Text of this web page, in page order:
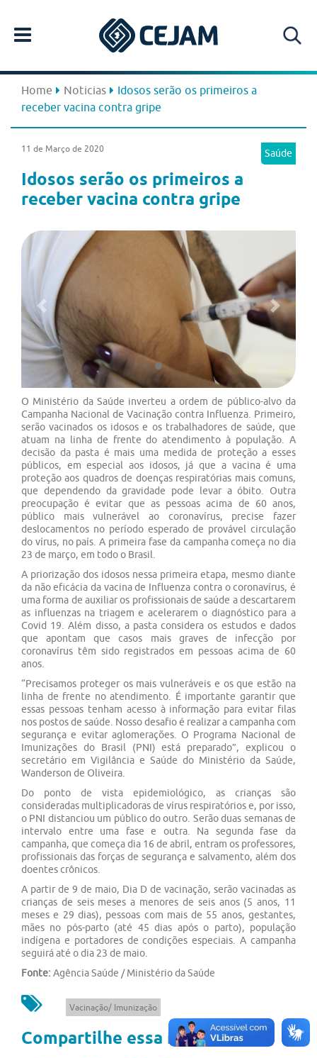
Home Noticias
Idosos serão os primeiros a
receber vacina contra gripe
Saúde
11 de Março de 2020
Idosos serão os primeiros a
receber vacina contra gripe
Previous Next
O Ministério da Saúde inverteu a ordem de público-alvo da
Campanha Nacional de Vacinação contra Influenza. Primeiro,
serão vacinados os idosos e os trabalhadores de saúde, que
atuam na linha de frente do atendimento à população. A
decisão da pasta é mais uma medida de proteção a esses
públicos, em especial aos idosos, já que a vacina é uma
proteção aos quadros de doenças respiratórias mais comuns,
que dependendo da gravidade pode levar a óbito. Outra
preocupação é evitar que as pessoas acima de 60 anos,
público mais vulnerável ao coronavírus, precise fazer
deslocamentos no período esperado de provável circulação
do vírus, no país. A primeira fase da campanha começa no dia
23 de março, em todo o Brasil.
A priorização dos idosos nessa primeira etapa, mesmo diante
da não eficácia da vacina de Influenza contra o coronavírus, é
uma forma de auxiliar os profissionais de saúde a descartarem
as influenzas na triagem e acelerarem o diagnóstico para a
Covid 19. Além disso, a pasta considera os estudos e dados
que apontam que casos mais graves de infecção por
coronavírus têm sido registrados em pessoas acima de 60
anos.
“Precisamos proteger os mais vulneráveis e os que estão na
linha de frente no atendimento. É importante garantir que
essas pessoas tenham acesso à informação para evitar filas
nos postos de saúde. Nosso desafio é realizar a campanha com
segurança e evitar aglomerações. O Programa Nacional de
Imunizações do Brasil (PNI) está preparado”, explicou o
secretário em Vigilância e Saúde do Ministério da Saúde,
Wanderson de Oliveira.
Do ponto de vista epidemiológico, as crianças são
consideradas multiplicadoras de vírus respiratórios e, por isso,
o PNI distanciou um público do outro. Serão duas semanas de
intervalo entre uma fase e outra. Na segunda fase da
campanha, que começa dia 16 de abril, entram os professores,
profissionais das forças de segurança e salvamento, além dos
doentes crônicos.
A partir de 9 de maio, Dia D de vacinação, serão vacinadas as
crianças de seis meses a menores de seis anos (5 anos, 11
meses e 29 dias), pessoas com mais de 55 anos, gestantes,
mães no pós-parto (até 45 dias após o parto), população
indígena e portadores de condições especiais. A campanha
seguirá até o dia 23 de maio.
Fonte: Agência Saúde / Ministério da Saúde
Vacinação/ Imunização
Compartilhe essa notícia